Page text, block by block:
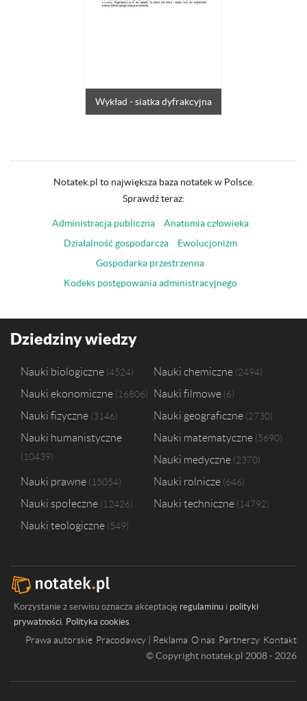
Wykład - siatka dyfrakcyjna
Notatek.pl to największa baza notatek w Polsce.
Sprawdź teraz:
Administracja publiczna
Anatomia człowieka
Działalność gospodarcza
Ewolucjonizm
Gospodarka przestrzenna
Kodeks postępowania administracyjnego
Dziedziny wiedzy
Nauki biologiczne 4524 Nauki chemiczne 2494
Nauki ekonomiczne 16806 Nauki filmowe 6
Nauki fizyczne 3146 Nauki geograficzne 2730
Nauki humanistyczne
10439
Nauki matematyczne 5690
Nauki medyczne 2370
Nauki prawne 15054 Nauki rolnicze 646
Nauki społeczne 12426 Nauki techniczne 14792
Nauki teologiczne 549
Korzystanie z serwisu oznacza akceptację regulaminu i polityki
prywatności. Polityka cookies
Prawa autorskie Pracodawcy | Reklama O nas Partnerzy Kontakt
© Copyright notatek.pl 2008 - 2026